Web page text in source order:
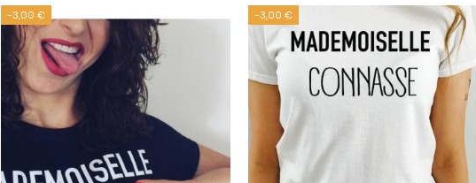
-3,00 € -3,00 €